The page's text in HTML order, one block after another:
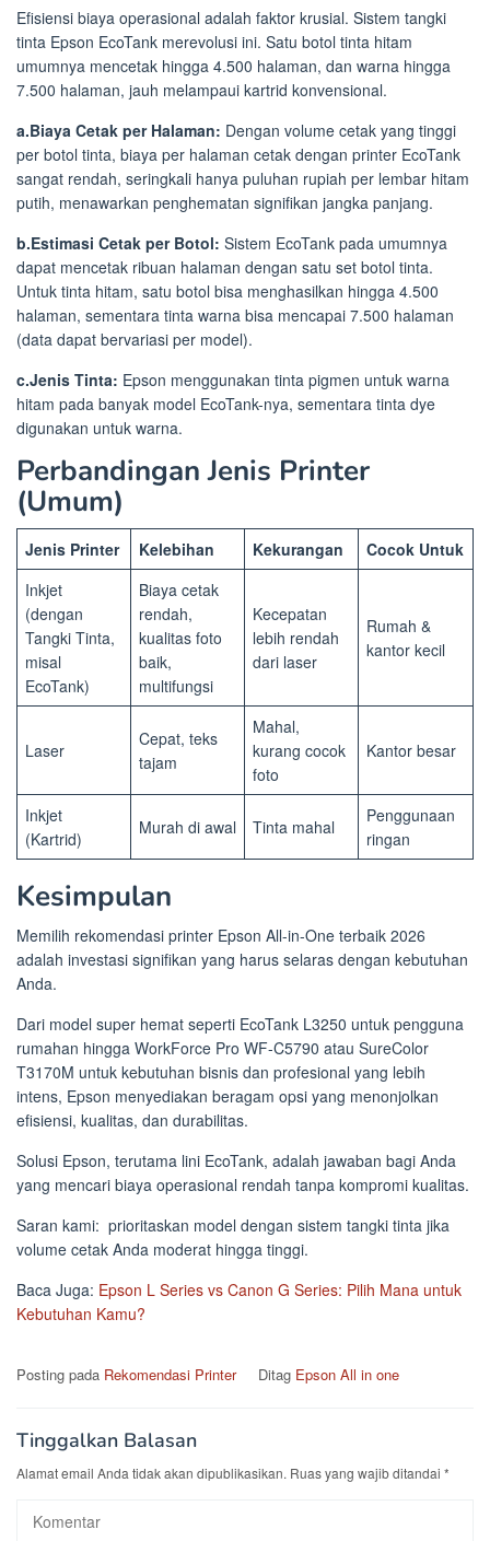
Efisiensi biaya operasional adalah faktor krusial. Sistem tangki
tinta Epson EcoTank merevolusi ini. Satu botol tinta hitam
umumnya mencetak hingga 4.500 halaman, dan warna hingga
7.500 halaman, jauh melampaui kartrid konvensional.
a.Biaya Cetak per Halaman: Dengan volume cetak yang tinggi
per botol tinta, biaya per halaman cetak dengan printer EcoTank
sangat rendah, seringkali hanya puluhan rupiah per lembar hitam
putih, menawarkan penghematan signifikan jangka panjang.
b.Estimasi Cetak per Botol: Sistem EcoTank pada umumnya
dapat mencetak ribuan halaman dengan satu set botol tinta.
Untuk tinta hitam, satu botol bisa menghasilkan hingga 4.500
halaman, sementara tinta warna bisa mencapai 7.500 halaman
(data dapat bervariasi per model).
c.Jenis Tinta: Epson menggunakan tinta pigmen untuk warna
hitam pada banyak model EcoTank-nya, sementara tinta dye
digunakan untuk warna.
Perbandingan Jenis Printer
(Umum)
Jenis Printer Kelebihan Kekurangan
Cocok Untuk
Inkjet
(dengan
Tangki Tinta,
misal
EcoTank)
Biaya cetak
rendah,
kualitas foto
baik,
multifungsi
Kecepatan
lebih rendah
dari laser
Rumah &
kantor kecil
Laser
Cepat, teks
tajam
Mahal,
kurang cocok
foto
Kantor besar
Inkjet
(Kartrid)
Murah di awal Tinta mahal
Penggunaan
ringan
Kesimpulan
Memilih rekomendasi printer Epson All-in-One terbaik 2026
adalah investasi signifikan yang harus selaras dengan kebutuhan
Anda.
Dari model super hemat seperti EcoTank L3250 untuk pengguna
rumahan hingga WorkForce Pro WF-C5790 atau SureColor
T3170M untuk kebutuhan bisnis dan profesional yang lebih
intens, Epson menyediakan beragam opsi yang menonjolkan
efisiensi, kualitas, dan durabilitas.
Solusi Epson, terutama lini EcoTank, adalah jawaban bagi Anda
yang mencari biaya operasional rendah tanpa kompromi kualitas.
Saran kami: prioritaskan model dengan sistem tangki tinta jika
volume cetak Anda moderat hingga tinggi.
Baca Juga: Epson L Series vs Canon G Series: Pilih Mana untuk
Kebutuhan Kamu?
Posting pada Rekomendasi Printer Ditag Epson All in one
Tinggalkan Balasan
Alamat email Anda tidak akan dipublikasikan. Ruas yang wajib ditandai *